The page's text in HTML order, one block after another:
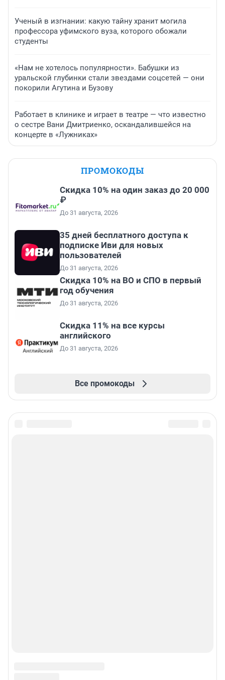
Ученый в изгнании: какую тайну хранит могила
профессора уфимского вуза, которого обожали
студенты
«Нам не хотелось популярности». Бабушки из
уральской глубинки стали звездами соцсетей — они
покорили Агутина и Бузову
Работает в клинике и играет в театре — что известно
о сестре Вани Дмитриенко, оскандалившейся на
концерте в «Лужниках»
ПРОМОКОДЫ
Скидка 10% на один заказ до 20 000
₽
До 31 августа, 2026
35 дней бесплатного доступа к
подписке Иви для новых
пользователей
До 31 августа, 2026
Скидка 10% на ВО и СПО в первый
год обучения
До 31 августа, 2026
Скидка 11% на все курсы
английского
До 31 августа, 2026
Все промокоды